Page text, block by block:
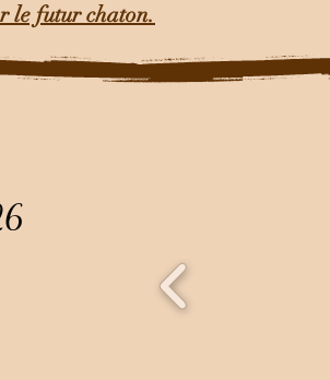
le futur chaton.